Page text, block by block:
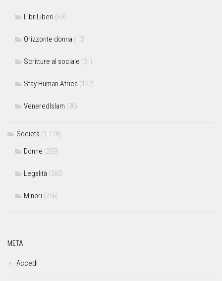
LibriLiberi (60)
Orizzonte donna (13)
Scritture al sociale (31)
Stay Human Africa (122)
VeneredIslam (36)
Società (1.118)
Donne (259)
Legalità (383)
Minori (256)
META
Accedi